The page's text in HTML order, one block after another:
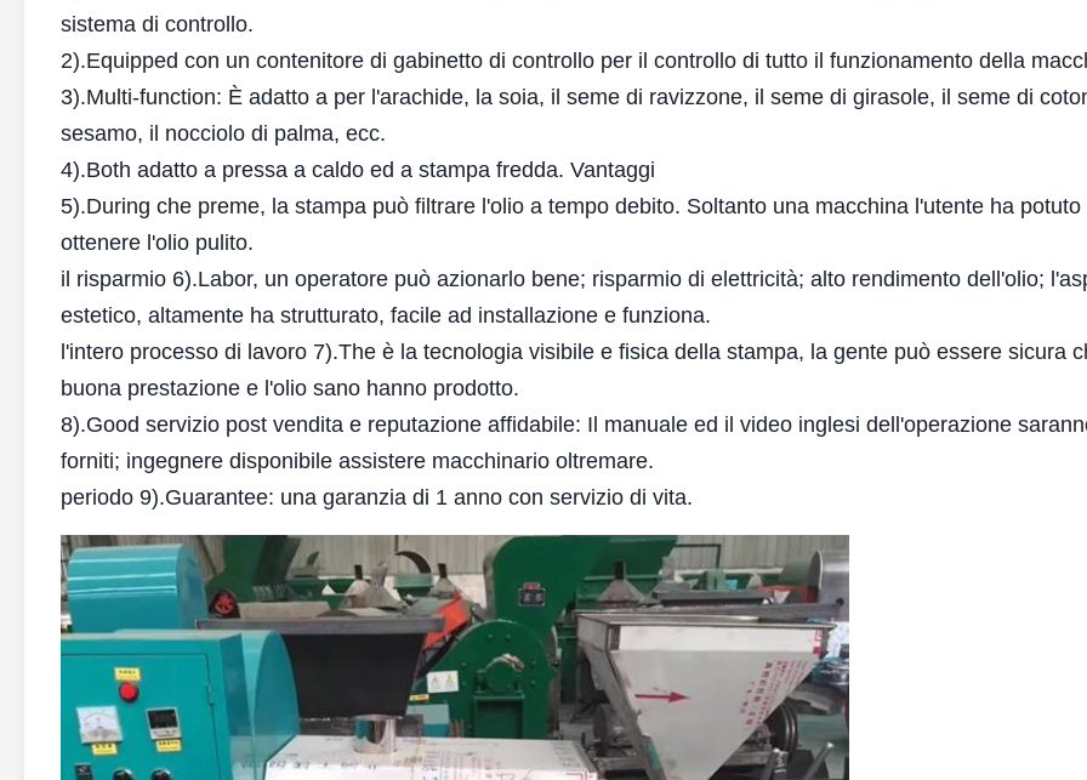
sistema di controllo.
2).Equipped con un contenitore di gabinetto di controllo per il controllo di tutto il funzionamento della
3).Multi-function: È adatto a per l'arachide, la soia, il seme di ravizzone, il seme di girasole, il seme di
sesamo, il nocciolo di palma, ecc.
4).Both adatto a pressa a caldo ed a stampa fredda. Vantaggi
5).During che preme, la stampa può filtrare l'olio a tempo debito. Soltanto una macchina l'utente ha potuto
ottenere l'olio pulito.
il risparmio 6).Labor, un operatore può azionarlo bene; risparmio di elettricità; alto rendimento dell'olio;
estetico, altamente ha strutturato, facile ad installazione e funziona.
l'intero processo di lavoro 7).The è la tecnologia visibile e fisica della stampa, la gente può essere sicura
buona prestazione e l'olio sano hanno prodotto.
8).Good servizio post vendita e reputazione affidabile: Il manuale ed il video inglesi dell'operazione
forniti; ingegnere disponibile assistere macchinario oltremare.
periodo 9).Guarantee: una garanzia di 1 anno con servizio di vita.